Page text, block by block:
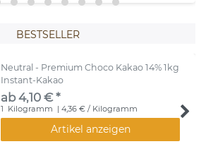
BESTSELLER
Neutral - Premium Choco Kakao 14% 1kg
Instant-Kakao
ab 4,10 € *
1 Kilogramm | 4,36 € / Kilogramm
Artikel anzeigen